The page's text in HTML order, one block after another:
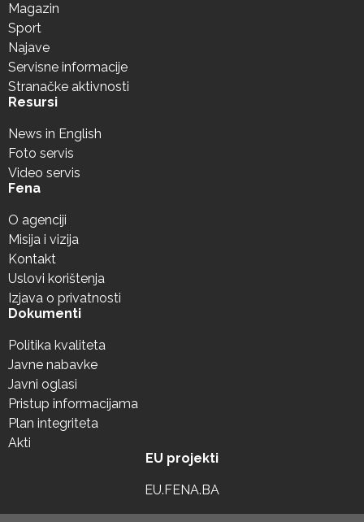
Magazin
Sport
Najave
Servisne informacije
Stranačke aktivnosti
Resursi
News in English
Foto servis
Video servis
Fena
O agenciji
Misija i vizija
Kontakt
Uslovi korištenja
Izjava o privatnosti
Dokumenti
Politika kvaliteta
Javne nabavke
Javni oglasi
Pristup informacijama
Plan integriteta
Akti
EU projekti
EU.FENA.BA